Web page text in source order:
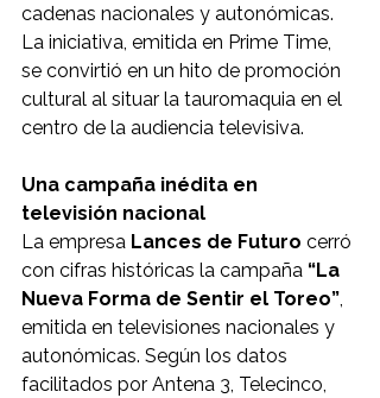
cadenas nacionales y autonómicas.
La iniciativa, emitida en Prime Time,
se convirtió en un hito de promoción
cultural al situar la tauromaquia en el
centro de la audiencia televisiva.
Una campaña inédita en
televisión nacional
La empresa Lances de Futuro cerró
con cifras históricas la campaña “La
Nueva Forma de Sentir el Toreo”,
emitida en televisiones nacionales y
autonómicas. Según los datos
facilitados por Antena 3, Telecinco,